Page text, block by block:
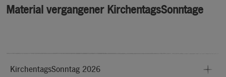
Material vergangener KirchentagsSonntage
KirchentagsSonntag 2026